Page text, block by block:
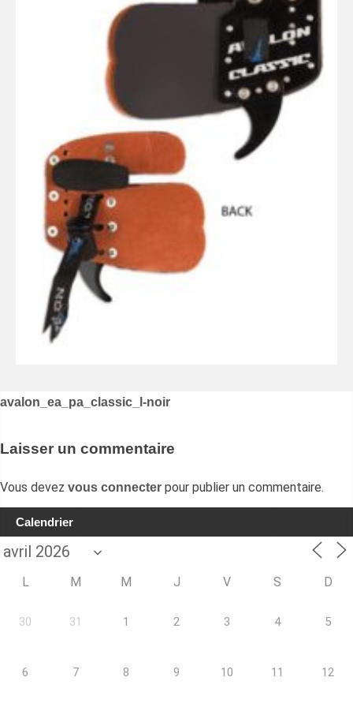
Navigation
l’article
avalon_ea_pa_classic_l-noir
Laisser un commentaire
Vous devez vous connecter pour publier un commentaire.
Calendrier
L M M J V S D
30 31 1 2 3 4 5
6 7 8 9 10 11 12